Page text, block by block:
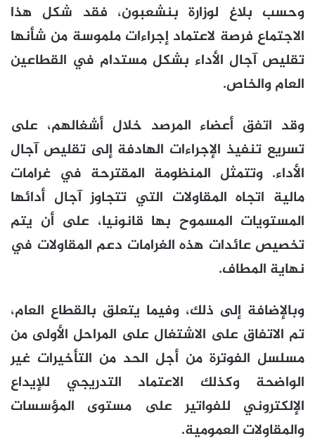
وحسب بلاغ لوزارة بنشعبون، فقد شكل هذا
الاجتماع فرصة لاعتماد إجراءات ملموسة من شأنها
تقليص آجال الأداء بشكل مستدام في القطاعين
العام والخاص.
وقد اتفق أعضاء المرصد خلال أشغالهم، على
تسريع تنفيذ الإجراءات الهادفة إلى تقليص آجال
الأداء. وتتمثل المنظومة المقترحة في غرامات
مالية اتجاه المقاولات التي تتجاوز آجال أدائها
المستويات المسموح بها قانونيا، على أن يتم
تخصيص عائدات هذه الغرامات دعم المقاولات في
نهاية المطاف.
وبالإضافة إلى ذلك، وفيما يتعلق بالقطاع العام،
تم الاتفاق على الاشتغال على المراحل الأولى من
مسلسل الفوترة من أجل الحد من التأخيرات غير
الواضحة وكذلك الاعتماد التدريجي للإيداع
الإلكتروني للفواتير على مستوى المؤسسات
والمقاولات العمومية.